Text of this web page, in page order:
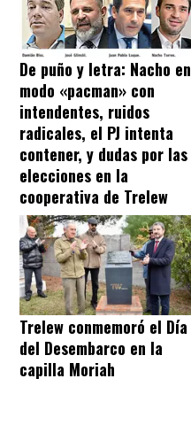
De puño y letra: Nacho en
modo «pacman» con
intendentes, ruidos
radicales, el PJ intenta
contener, y dudas por las
elecciones en la
cooperativa de Trelew
Trelew conmemoró el Día
del Desembarco en la
capilla Moriah